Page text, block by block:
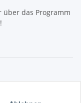
das Programm